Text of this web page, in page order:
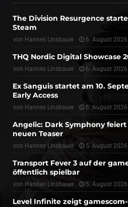
The Division Resurgence
Steam
von Hannes Linsbauer 6. August 2026
THQ Nordic Digital Showcase
von Hannes Linsbauer 6. August 2026
Ex Sanguis startet am 10.
Early Access
von Hannes Linsbauer 6. August 2026
Angelic: Dark Symphony
neuen Teaser
von Hannes Linsbauer 5. August 2026
Transport Fever 3 auf der
öffentlich spielbar
von Hannes Linsbauer 5. August 2026
Level Infinite zeigt